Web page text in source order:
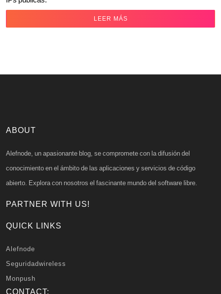
LEER MÁS
ABOUT
Alefnode, un apasionante blog, se compromete con la difusión del
conocimiento en el ámbito de las aplicaciones y servicios de código
abierto. Explora con nosotros el fascinante mundo del software libre.
PARTNER WITH US!
QUICK LINKS
Alefnode
Seguridadwireless
Monpush
CONTACT: